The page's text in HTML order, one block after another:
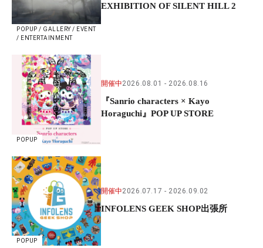
POPUP / GALLERY / EVENT
/ ENTERTAINMENT
EXHIBITION OF SILENT HILL 2
POPUP
開催中2026.08.01 2026.08.16
『Sanrio characters × Kayo
Horaguchi』POP UP STORE
POPUP
開催中2026.07.17 2026.09.02
INFOLENS GEEK SHOP出張所